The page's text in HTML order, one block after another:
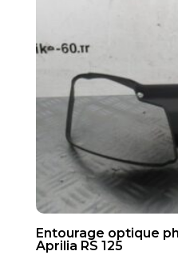
Entourage optique
Aprilia RS 125